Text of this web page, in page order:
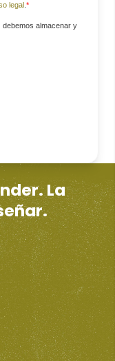
legal *
debemos almacenar y
La